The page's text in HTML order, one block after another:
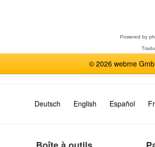
Powered by
© 2026 webme
Deutsch English Español